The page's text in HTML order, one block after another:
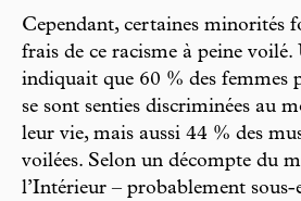
Cependant, certaines minorités
frais de ce racisme à peine voilé.
indiquait que 60 % des femmes
se sont senties discriminées au
leur vie, mais aussi 44 % des
voilées. Selon un décompte du
l’Intérieur – probablement sous-